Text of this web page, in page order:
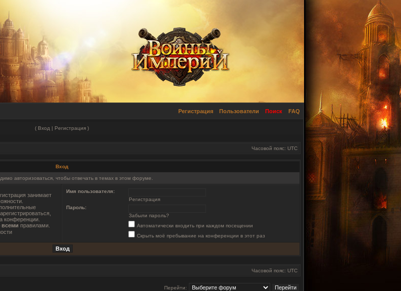
FAQ
Поиск
Пользователи
Регистрация
( Вход | Регистрация)
Часовой пояс: UTC
Вход
авторизоваться, чтобы отвечать в темах в этом форуме.
занимает
конференции.
всеми правилами.
Имя пользователя:
Регистрация
Пароль:
Забыли пароль?
Автоматически входить при каждом посещении
Скрыть моё пребывание на конференции в этот раз
Часовой пояс: UTC
Перейти: